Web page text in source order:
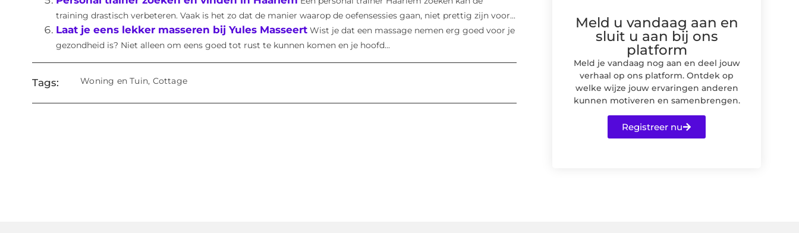
training drastisch verbeteren. Vaak is het zo dat de manier waarop de oefensessies gaan, niet prettig zijn voor...
Laat je eens lekker masseren bij Yules Masseert Wist je dat een massage nemen erg goed voor je
gezondheid is? Niet alleen om eens goed tot rust te kunnen komen en je hoofd...
Tags: Woning en Tuin, Cottage
Meld u vandaag aan en
sluit u aan bij ons
platform
Meld je vandaag nog aan en deel jouw
verhaal op ons platform. Ontdek op
welke wijze jouw ervaringen anderen
kunnen motiveren en samenbrengen.
Registreer nu